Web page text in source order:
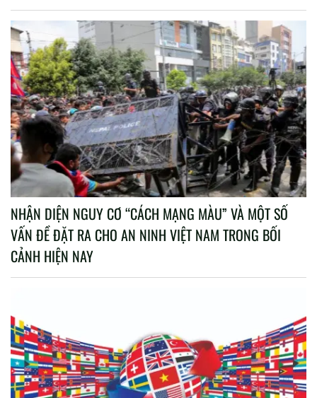
NHẬN DIỆN NGUY CƠ “CÁCH MẠNG MÀU” VÀ MỘT SỐ
VẤN ĐỀ ĐẶT RA CHO AN NINH VIỆT NAM TRONG BỐI
CẢNH HIỆN NAY